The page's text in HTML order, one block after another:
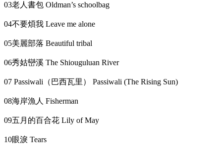
03老人書包 Oldman’s schoolbag
04不要煩我 Leave me alone
05美麗部落 Beautiful tribal
06秀姑巒溪 The Shiouguluan River
07 Passiwali（巴西瓦里） Passiwali (The Rising Sun)
08海岸漁人 Fisherman
09五月的百合花 Lily of May
10眼淚 Tears